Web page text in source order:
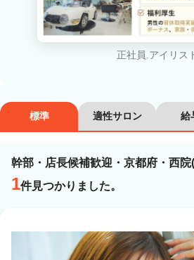
美容師スタイリスト
ネイリスト
講師・インストラクター 営業
雇用形態
業務委託・フリーランス
正社員.アイリス
標準 適性サロン 給
幹部・店長候補歓迎・京都府・西
1件見つかりました。